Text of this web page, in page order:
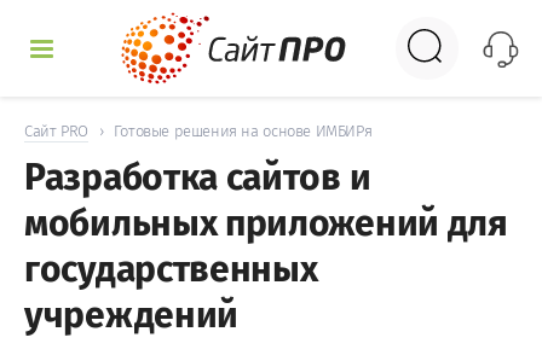
Сайт PRO › Готовые решения на основе ИМБИРя
Разработка сайтов и
мобильных приложений для
государственных
учреждений
УСЛУГИ
КЕЙСЫ
НОВОСТИ